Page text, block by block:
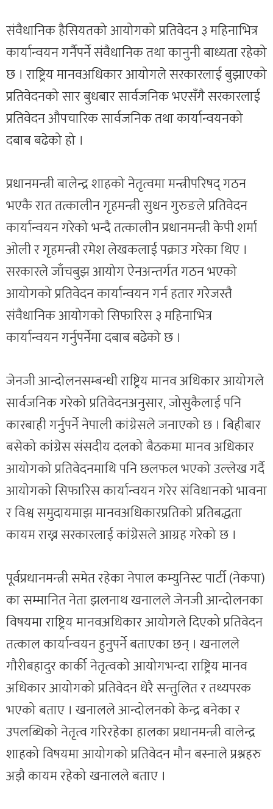
संवैधानिक हैसियतको आयोगको प्रतिवेदन ३ महिनाभित्र
कार्यान्वयन गर्नैपर्ने संवैधानिक तथा कानुनी बाध्यता रहेको
छ । राष्ट्रिय मानवअधिकार आयोगले सरकारलाई बुझाएको
प्रतिवेदनको सार बुधबार सार्वजनिक भएसँगै सरकारलाई
प्रतिवेदन औपचारिक सार्वजनिक तथा कार्यान्वयनको
दबाब बढेको हो ।
प्रधानमन्त्री बालेन्द्र शाहको नेतृत्वमा मन्त्रीपरिषद् गठन
भएकै रात तत्कालीन गृहमन्त्री सुधन गुरुङले प्रतिवेदन
कार्यान्वयन गरेको भन्दै तत्कालीन प्रधानमन्त्री केपी शर्मा
ओली र गृहमन्त्री रमेश लेखकलाई पक्राउ गरेका थिए ।
सरकारले जाँचबुझ आयोग ऐनअन्तर्गत गठन भएको
आयोगको प्रतिवेदन कार्यान्वयन गर्न हतार गरेजस्तै
संवैधानिक आयोगको सिफारिस ३ महिनाभित्र
कार्यान्वयन गर्नुपर्नेमा दबाब बढेको छ ।
जेनजी आन्दोलनसम्बन्धी राष्ट्रिय मानव अधिकार आयोगले
सार्वजनिक गरेको प्रतिवेदनअनुसार, जोसुकैलाई पनि
कारबाही गर्नुपर्ने नेपाली कांग्रेसले जनाएको छ । बिहीबार
बसेको कांग्रेस संसदीय दलको बैठकमा मानव अधिकार
आयोगको प्रतिवेदनमाथि पनि छलफल भएको उल्लेख गर्दै
आयोगको सिफारिस कार्यान्वयन गरेर संविधानको भावना
र विश्व समुदायमाझ मानवअधिकारप्रतिको प्रतिबद्धता
कायम राख्न सरकारलाई कांग्रेसले आग्रह गरेको छ ।
पूर्वप्रधानमन्त्री समेत रहेका नेपाल कम्युनिस्ट पार्टी (नेकपा)
का सम्मानित नेता झलनाथ खनालले जेनजी आन्दोलनका
विषयमा राष्ट्रिय मानवअधिकार आयोगले दिएको प्रतिवेदन
तत्काल कार्यान्वयन हुनुपर्ने बताएका छन् । खनालले
गौरीबहादुर कार्की नेतृत्वको आयोगभन्दा राष्ट्रिय मानव
अधिकार आयोगको प्रतिवेदन धेरै सन्तुलित र तथ्यपरक
भएको बताए । खनालले आन्दोलनको केन्द्र बनेका र
उपलब्धिको नेतृत्व गरिरहेका हालका प्रधानमन्त्री वालेन्द्र
शाहको विषयमा आयोगको प्रतिवेदन मौन बस्नाले प्रश्नहरु
अझै कायम रहेको खनालले बताए ।